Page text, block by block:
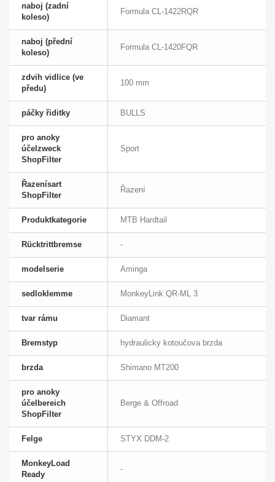
naboj (zadní
koleso)
Formula CL-1422RQR
naboj (přední
koleso)
Formula CL-1420FQR
zdvih vidlice (ve
předu)
100 mm
páčky řiditky BULLS
pro anoky
účelzweck
ShopFilter
Sport
Řazenísart
ShopFilter
Řazení
Produktkategorie MTB Hardtail
Rücktrittbremse -
modelserie Aminga
sedloklemme MonkeyLink QR-ML 3
tvar rámu Diamant
Bremstyp hydraulicky kotoučova brzda
brzda Shimano MT200
pro anoky
účelbereich
ShopFilter
Berge & Offroad
Felge STYX DDM-2
MonkeyLoad
Ready
-